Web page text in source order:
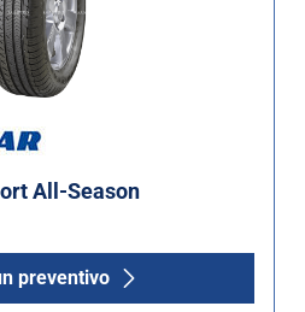
All-Season
preventivo